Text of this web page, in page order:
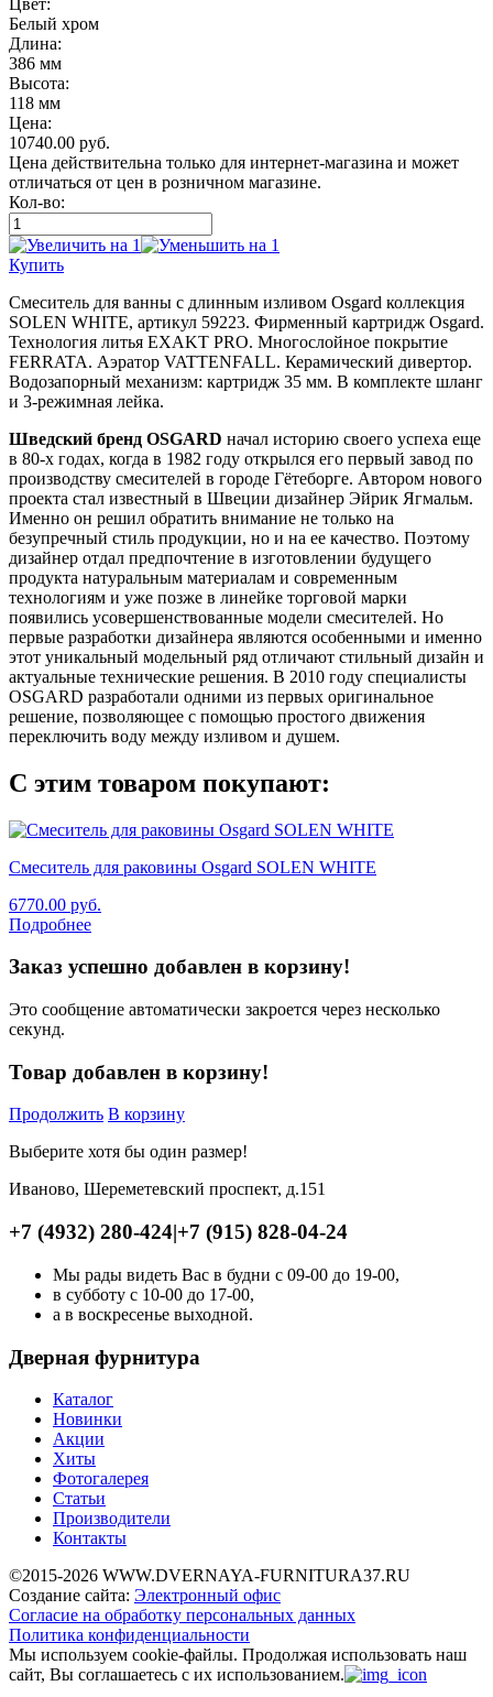
Белый хром
Длина:
386 мм
Высота:
118 мм
Цена:
10740.00 руб.
Цена действительна только для интернет-магазина и может
отличаться от цен в розничном магазине.
Кол-во:
Купить
Смеситель для ванны с длинным изливом Osgard коллекция
SOLEN WHITE, артикул 59223. Фирменный картридж Osgard.
Технология литья EXAKT PRO. Многослойное покрытие
FERRATA. Аэратор VATTENFALL. Керамический дивертор.
Водозапорный механизм: картридж 35 мм. В комплекте шланг
и 3-режимная лейка.
Шведский бренд OSGARD начал историю своего успеха еще
в 80-х годах, когда в 1982 году открылся его первый завод по
производству смесителей в городе Гётеборге. Автором нового
проекта стал известный в Швеции дизайнер Эйрик Ягмальм.
Именно он решил обратить внимание не только на
безупречный стиль продукции, но и на ее качество. Поэтому
дизайнер отдал предпочтение в изготовлении будущего
продукта натуральным материалам и современным
технологиям и уже позже в линейке торговой марки
появились усовершенствованные модели смесителей. Но
первые разработки дизайнера являются особенными и именно
этот уникальный модельный ряд отличают стильный дизайн и
актуальные технические решения. В 2010 году специалисты
OSGARD разработали одними из первых оригинальное
решение, позволяющее с помощью простого движения
переключить воду между изливом и душем.
С этим товаром покупают:
Смеситель для раковины Osgard SOLEN WHITE
6770.00 руб.
Подробнее
Заказ успешно добавлен в корзину!
Это сообщение автоматически закроется через несколько
секунд.
Товар добавлен в корзину!
Продолжить В корзину
Выберите хотя бы один размер!
Иваново, Шереметевский проспект, д.151
+7 (4932) 280-424|+7 (915) 828-04-24
Мы рады видеть Вас в будни с 09-00 до 19-00,
в субботу с 10-00 до 17-00,
а в воскресенье выходной.
Дверная фурнитура
Каталог
Новинки
Акции
Хиты
Фотогалерея
Статьи
Производители
Контакты
©2015-2026 WWW.DVERNAYA-FURNITURA37.RU
Создание сайта: Электронный офис
Согласие на обработку персональных данных
Политика конфиденциальности
Мы используем cookie-файлы. Продолжая использовать наш
сайт, Вы соглашаетесь с их использованием.